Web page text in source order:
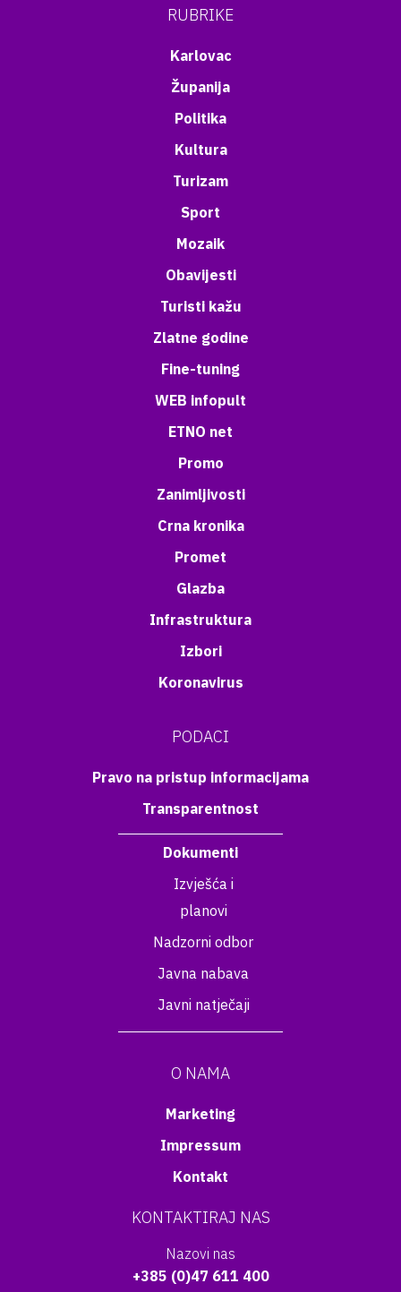
RUBRIKE
Karlovac
Županija
Politika
Kultura
Turizam
Sport
Mozaik
Obavijesti
Turisti kažu
Zlatne godine
Fine-tuning
WEB infopult
ETNO net
Promo
Zanimljivosti
Crna kronika
Promet
Glazba
Infrastruktura
Izbori
Koronavirus
PODACI
Pravo na pristup informacijama
Transparentnost
Dokumenti
Izvješća i
planovi
Nadzorni odbor
Javna nabava
Javni natječaji
O NAMA
Marketing
Impressum
Kontakt
KONTAKTIRAJ NAS
Nazovi nas
+385 (0)47 611 400